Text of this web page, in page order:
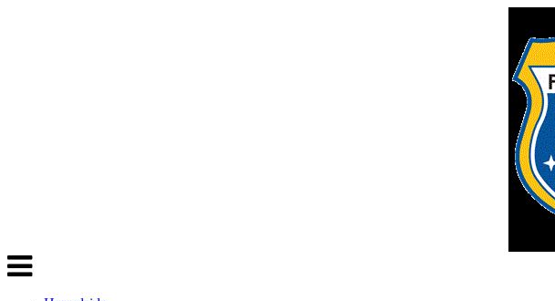
Veksle
navigasjon